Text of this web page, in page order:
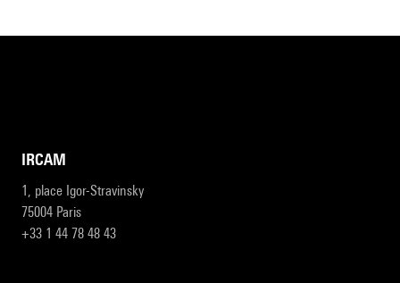
IRCAM
1, place Igor-Stravinsky
75004 Paris
+33 1 44 78 48 43